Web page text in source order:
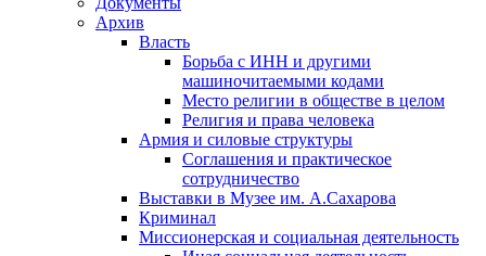
Архив
Власть
Борьба с ИНН и другими
машиночитаемыми кодами
Место религии в обществе в целом
Религия и права человека
Армия и силовые структуры
Соглашения и практическое
сотрудничество
Выставки в Музее им. А.Сахарова
Криминал
Миссионерская и социальная деятельность